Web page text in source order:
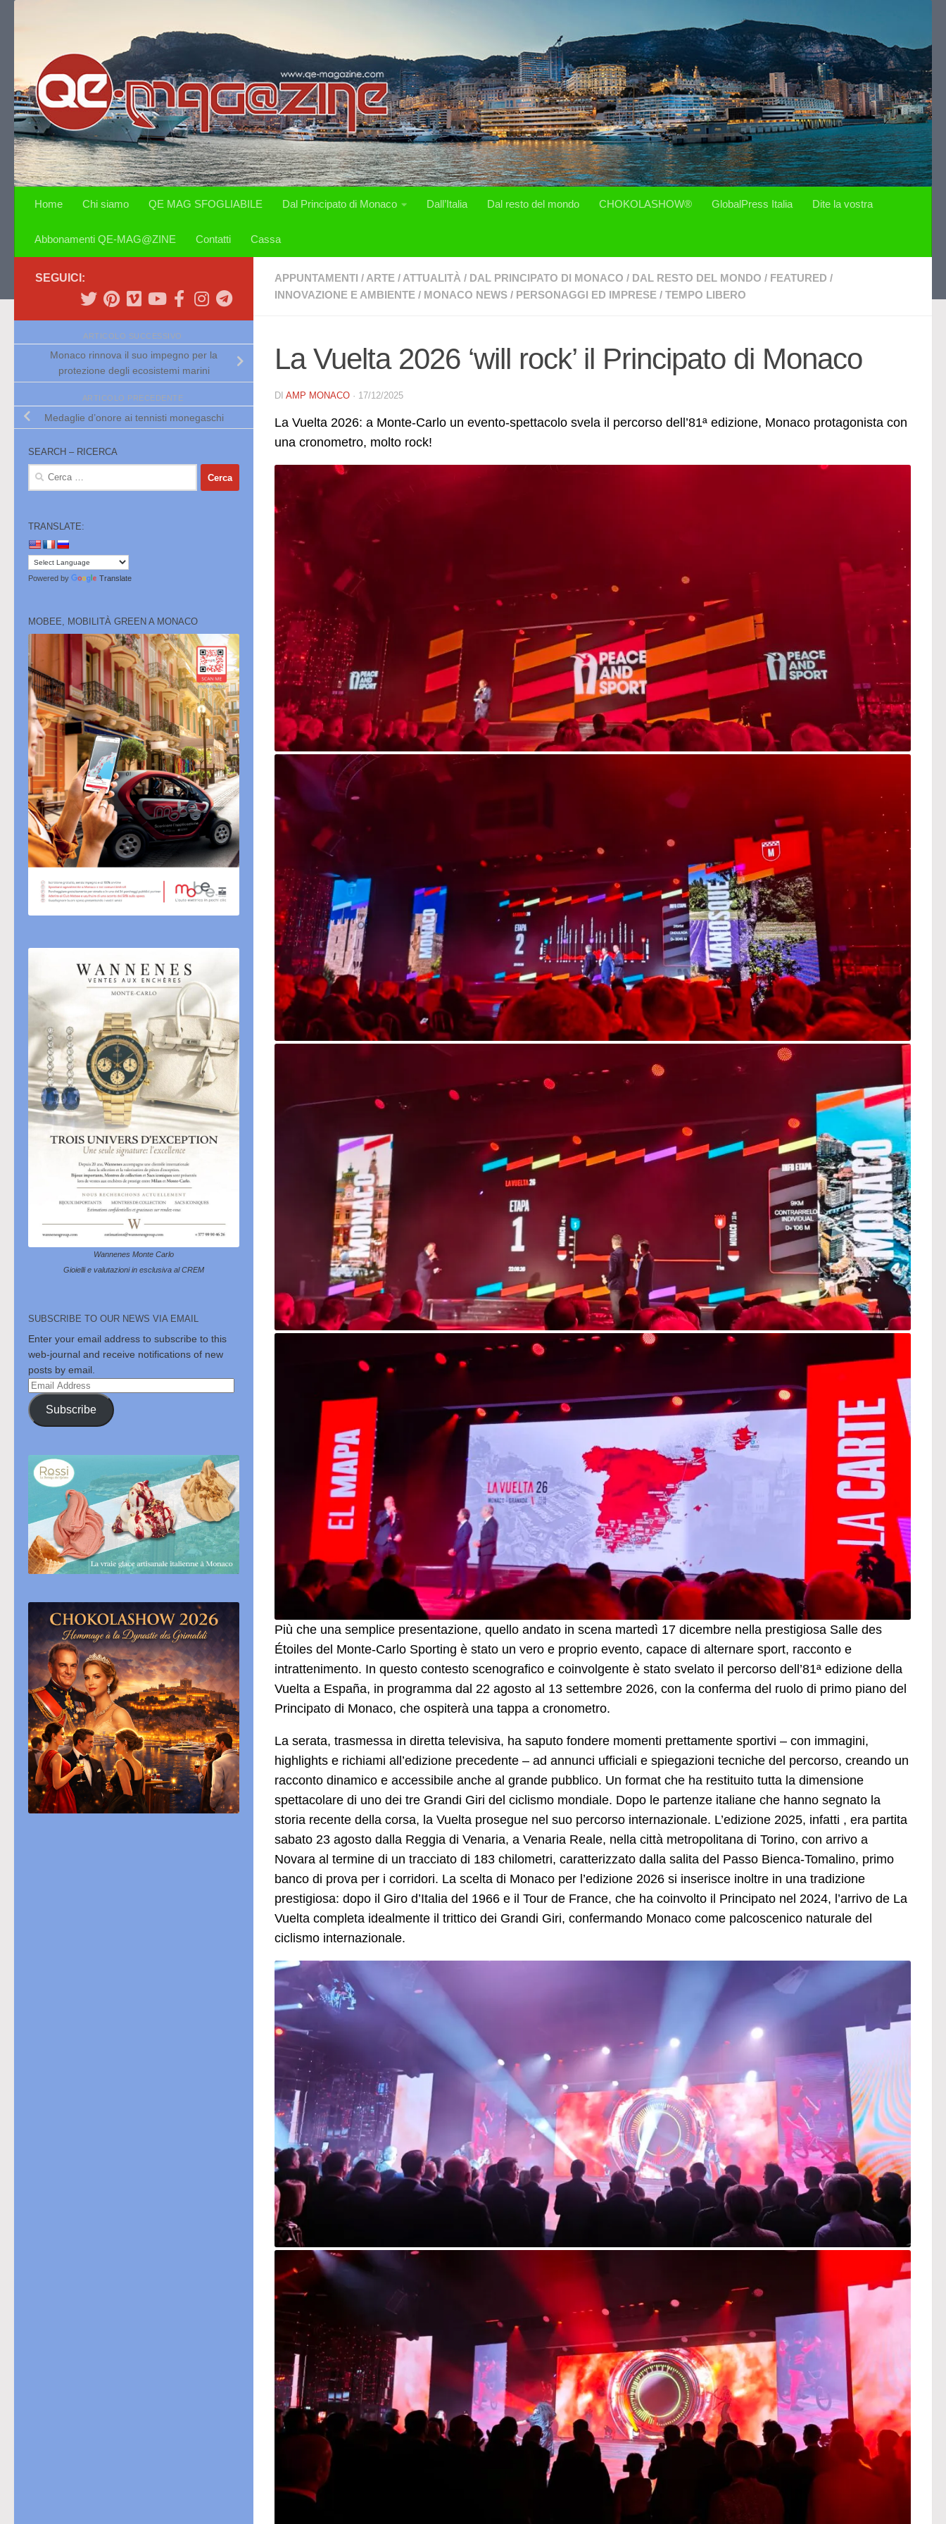
Home Chi siamo QE MAG SFOGLIABILE Dal Principato di Monaco Dall’Italia Dal resto del mondo CHOKOLASHOW® GlobalPress Italia Dite la vostra
Abbonamenti QE-MAG@ZINE Contatti Cassa
APPUNTAMENTI / ARTE / ATTUALITÀ / DAL PRINCIPATO DI MONACO / DAL RESTO DEL MONDO / FEATURED /
INNOVAZIONE E AMBIENTE / MONACO NEWS / PERSONAGGI ED IMPRESE / TEMPO LIBERO
La Vuelta 2026 ‘will rock’ il Principato di Monaco
DI AMP MONACO · 17/12/2025
La Vuelta 2026: a Monte-Carlo un evento-spettacolo svela il percorso dell’81ª edizione, Monaco protagonista con
una cronometro, molto rock!
Più che una semplice presentazione, quello andato in scena martedì 17 dicembre nella prestigiosa Salle des
Étoiles del Monte-Carlo Sporting è stato un vero e proprio evento, capace di alternare sport, racconto e
intrattenimento. In questo contesto scenografico e coinvolgente è stato svelato il percorso dell’81ª edizione della
Vuelta a España, in programma dal 22 agosto al 13 settembre 2026, con la conferma del ruolo di primo piano del
Principato di Monaco, che ospiterà una tappa a cronometro.
La serata, trasmessa in diretta televisiva, ha saputo fondere momenti prettamente sportivi – con immagini,
highlights e richiami all’edizione precedente – ad annunci ufficiali e spiegazioni tecniche del percorso, creando un
racconto dinamico e accessibile anche al grande pubblico. Un format che ha restituito tutta la dimensione
spettacolare di uno dei tre Grandi Giri del ciclismo mondiale. Dopo le partenze italiane che hanno segnato la
storia recente della corsa, la Vuelta prosegue nel suo percorso internazionale. L’edizione 2025, infatti , era partita
sabato 23 agosto dalla Reggia di Venaria, a Venaria Reale, nella città metropolitana di Torino, con arrivo a
Novara al termine di un tracciato di 183 chilometri, caratterizzato dalla salita del Passo Bienca-Tomalino, primo
banco di prova per i corridori. La scelta di Monaco per l’edizione 2026 si inserisce inoltre in una tradizione
prestigiosa: dopo il Giro d’Italia del 1966 e il Tour de France, che ha coinvolto il Principato nel 2024, l’arrivo de La
Vuelta completa idealmente il trittico dei Grandi Giri, confermando Monaco come palcoscenico naturale del
ciclismo internazionale.
SEGUICI:
ARTICOLO SUCCESSIVO
Monaco rinnova il suo impegno per la
protezione degli ecosistemi marini
ARTICOLO PRECEDENTE
Medaglie d’onore ai tennisti monegaschi
SEARCH – RICERCA
Ricerca
per:
TRANSLATE:
Powered by Translate
MOBEE, MOBILITÀ GREEN A MONACO
Wannenes Monte Carlo
Gioielli e valutazioni in esclusiva al CREM
SUBSCRIBE TO OUR NEWS VIA EMAIL
Enter your email address to subscribe to this
web-journal and receive notifications of new
posts by email.
Email
Address
Subscribe